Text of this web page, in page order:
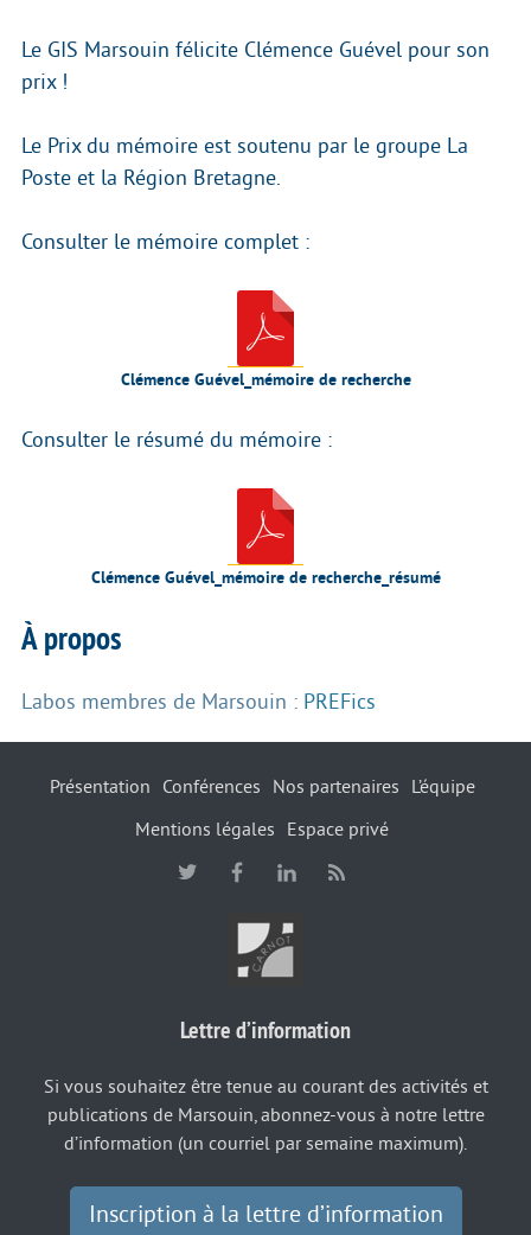
Le GIS Marsouin félicite Clémence Guével pour son
prix !
Le Prix du mémoire est soutenu par le groupe La
Poste et la Région Bretagne.
Consulter le mémoire complet :
Clémence Guével_mémoire de recherche
Consulter le résumé du mémoire :
Clémence Guével_mémoire de recherche_résumé
À propos
Labos membres de Marsouin : PREFics
Présentation Conférences Nos partenaires
L’équipe
Mentions légales
Espace privé
Lettre d’information
Si vous souhaitez être tenue au courant des activités et
publications de Marsouin, abonnez-vous à notre lettre
d’information (un courriel par semaine maximum).
Inscription à la lettre d’information